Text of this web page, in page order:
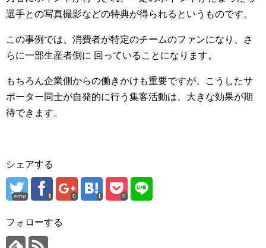
選手との写真撮影などの特典が得られるというものです。
この事例では、消費者が特定のチームのファンになり、さ
らに一部生産者側に 回っていることになります。
もちろん企業側からの働きかけも重要ですが、こうしたサ
ポーター同士が自発的に行う集客活動は、大きな効果が期
待できます。
シェアする
error 0 0
フォローする